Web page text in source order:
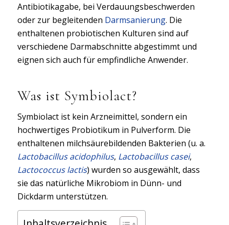
Antibiotikagabe, bei Verdauungsbeschwerden
oder zur begleitenden Darmsanierung. Die
enthaltenen probiotischen Kulturen sind auf
verschiedene Darmabschnitte abgestimmt und
eignen sich auch für empfindliche Anwender.
Was ist Symbiolact?
Symbiolact ist kein Arzneimittel, sondern ein
hochwertiges Probiotikum in Pulverform. Die
enthaltenen milchsäurebildenden Bakterien (u. a.
Lactobacillus acidophilus, Lactobacillus casei,
Lactococcus lactis) wurden so ausgewählt, dass
sie das natürliche Mikrobiom in Dünn- und
Dickdarm unterstützen.